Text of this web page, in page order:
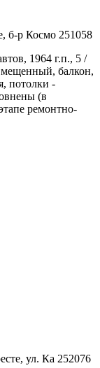
б-р Космо 251058
1964 г.п., 5 /
балкон,
потолки -
(в
ремонтно-
ул. Ка 252076